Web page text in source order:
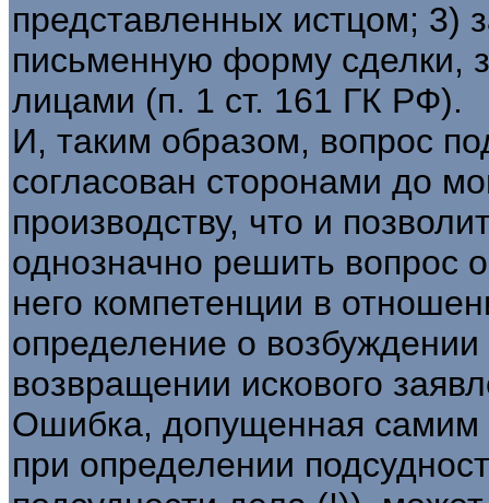
представленных истцом; 3)
письменную форму сделки,
лицами (п. 1 ст. 161 ГК РФ).
И, таким образом, вопрос
согласован сторонами до
производству, что и
однозначно решить вопрос
него компетенции в
определение о
возвращении искового
Ошибка, допущенная
при определении